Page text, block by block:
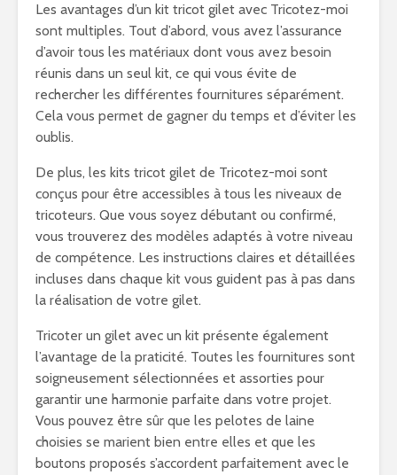
Les avantages d’un kit tricot gilet avec Tricotez-moi
sont multiples. Tout d’abord, vous avez l’assurance
d’avoir tous les matériaux dont vous avez besoin
réunis dans un seul kit, ce qui vous évite de
rechercher les différentes fournitures séparément.
Cela vous permet de gagner du temps et d’éviter les
oublis.
De plus, les kits tricot gilet de Tricotez-moi sont
conçus pour être accessibles à tous les niveaux de
tricoteurs. Que vous soyez débutant ou confirmé,
vous trouverez des modèles adaptés à votre niveau
de compétence. Les instructions claires et détaillées
incluses dans chaque kit vous guident pas à pas dans
la réalisation de votre gilet.
Tricoter un gilet avec un kit présente également
l’avantage de la praticité. Toutes les fournitures sont
soigneusement sélectionnées et assorties pour
garantir une harmonie parfaite dans votre projet.
Vous pouvez être sûr que les pelotes de laine
choisies se marient bien entre elles et que les
boutons proposés s’accordent parfaitement avec le